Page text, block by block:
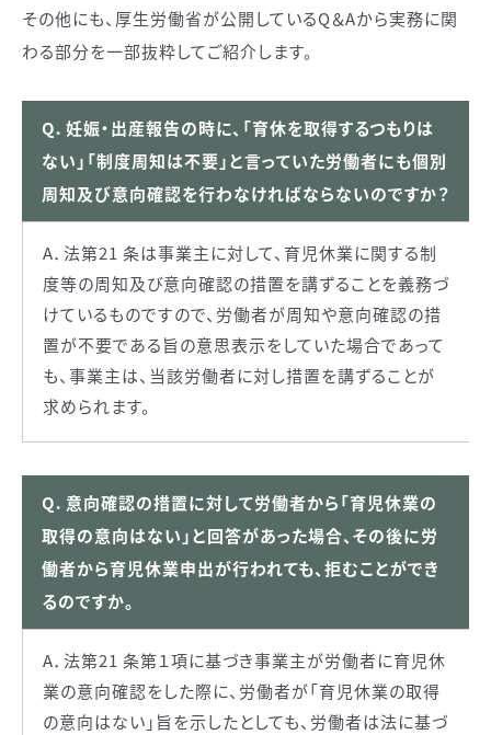
その他にも、厚生労働省が公開しているQ＆Aから実務に関
わる部分を一部抜粋してご紹介します。
Q．妊娠・出産報告の時に、「育休を取得するつもりは
ない」「制度周知は不要」と言っていた労働者にも個別
周知及び意向確認を行わなければならないのですか？
A．法第21 条は事業主に対して、育児休業に関する制
度等の周知及び意向確認の措置を講ずることを義務づ
けているものですので、労働者が周知や意向確認の措
置が不要である旨の意思表示をしていた場合であって
も、事業主は、当該労働者に対し措置を講ずることが
求められます。
Q．意向確認の措置に対して労働者から「育児休業の
取得の意向はない」と回答があった場合、その後に労
働者から育児休業申出が行われても、拒むことができ
るのですか。
A．法第21 条第１項に基づき事業主が労働者に育児休
業の意向確認をした際に、労働者が「育児休業の取得
の意向はない」旨を示したとしても、労働者は法に基づ